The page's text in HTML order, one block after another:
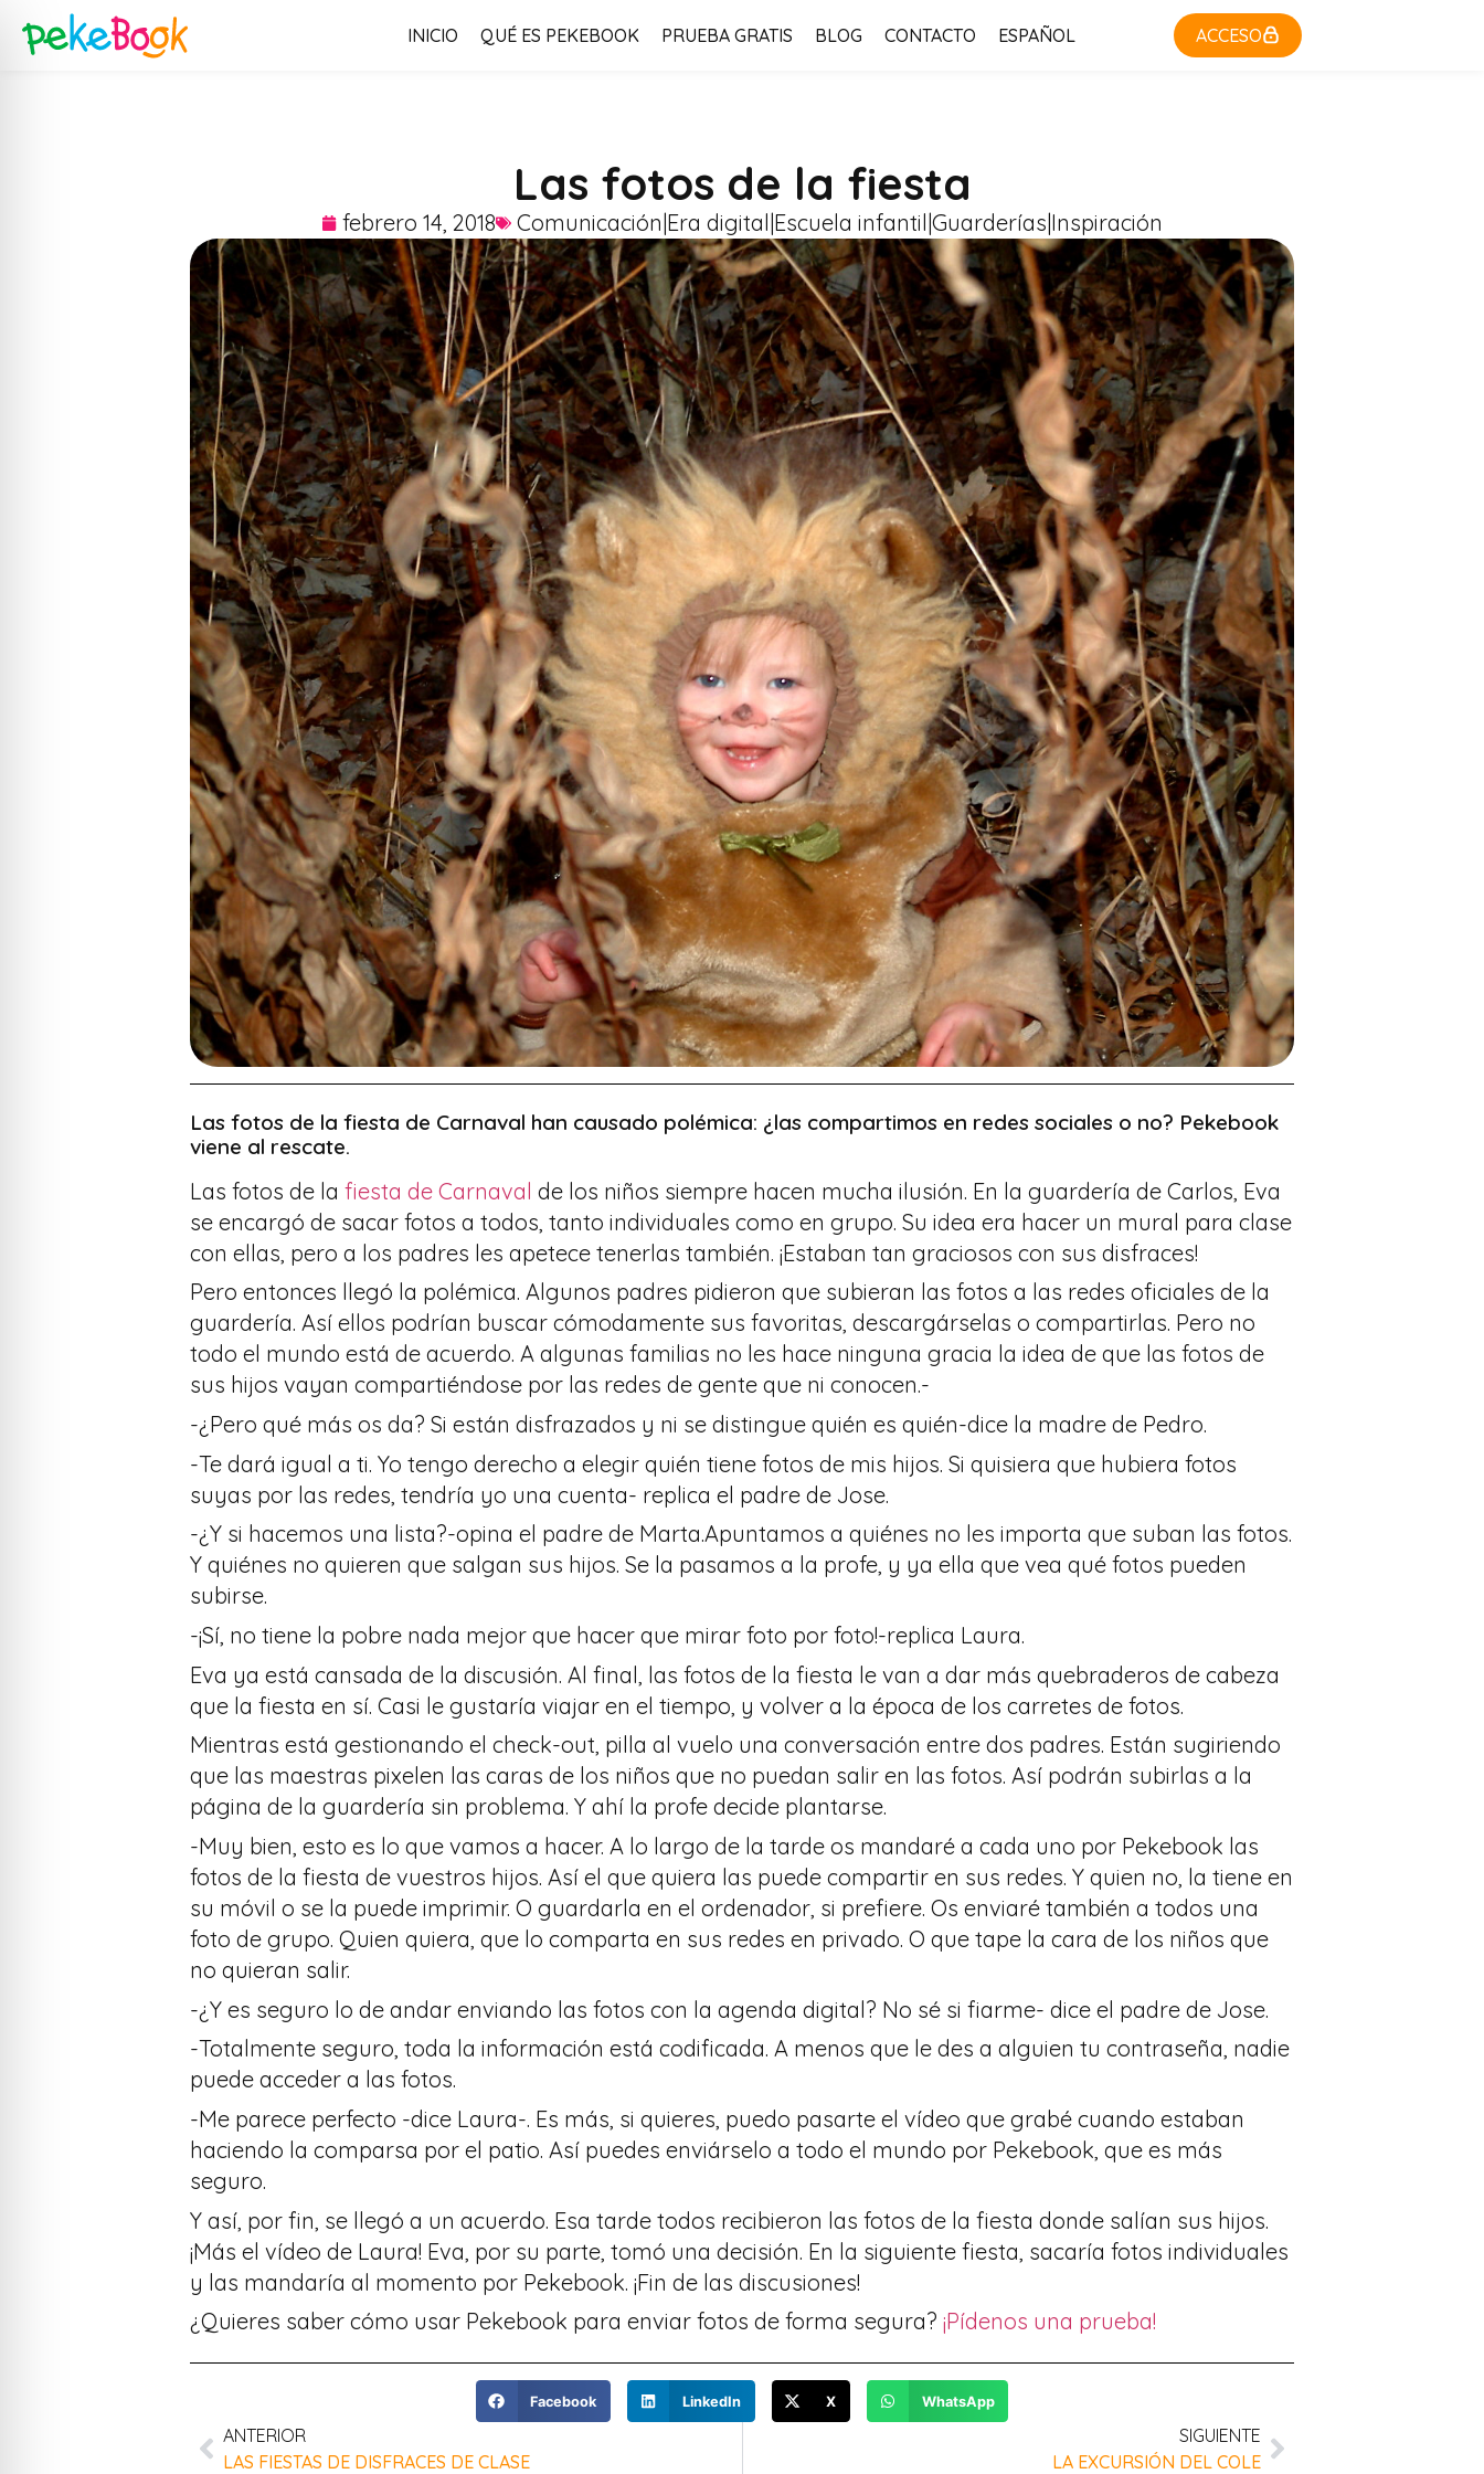
INICIO QUÉ ES PEKEBOOK PRUEBA GRATIS BLOG CONTACTO ESPAÑOL ACCESO
Las fotos de la fiesta
febrero 14, 2018 Comunicación|Era digital|Escuela infantil|Guarderías|Inspiración
Las fotos de la fiesta de Carnaval han causado polémica: ¿las compartimos en redes sociales o no? Pekebook
viene al rescate.
Las fotos de la fiesta de Carnaval de los niños siempre hacen mucha ilusión. En la guardería de Carlos, Eva
se encargó de sacar fotos a todos, tanto individuales como en grupo. Su idea era hacer un mural para clase
con ellas, pero a los padres les apetece tenerlas también. ¡Estaban tan graciosos con sus disfraces!
Pero entonces llegó la polémica. Algunos padres pidieron que subieran las fotos a las redes oficiales de la
guardería. Así ellos podrían buscar cómodamente sus favoritas, descargárselas o compartirlas. Pero no
todo el mundo está de acuerdo. A algunas familias no les hace ninguna gracia la idea de que las fotos de
sus hijos vayan compartiéndose por las redes de gente que ni conocen.-
-¿Pero qué más os da? Si están disfrazados y ni se distingue quién es quién-dice la madre de Pedro.
-Te dará igual a ti. Yo tengo derecho a elegir quién tiene fotos de mis hijos. Si quisiera que hubiera fotos
suyas por las redes, tendría yo una cuenta- replica el padre de Jose.
-¿Y si hacemos una lista?-opina el padre de Marta.Apuntamos a quiénes no les importa que suban las fotos.
Y quiénes no quieren que salgan sus hijos. Se la pasamos a la profe, y ya ella que vea qué fotos pueden
subirse.
-¡Sí, no tiene la pobre nada mejor que hacer que mirar foto por foto!-replica Laura.
Eva ya está cansada de la discusión. Al final, las fotos de la fiesta le van a dar más quebraderos de cabeza
que la fiesta en sí. Casi le gustaría viajar en el tiempo, y volver a la época de los carretes de fotos.
Mientras está gestionando el check-out, pilla al vuelo una conversación entre dos padres. Están sugiriendo
que las maestras pixelen las caras de los niños que no puedan salir en las fotos. Así podrán subirlas a la
página de la guardería sin problema. Y ahí la profe decide plantarse.
-Muy bien, esto es lo que vamos a hacer. A lo largo de la tarde os mandaré a cada uno por Pekebook las
fotos de la fiesta de vuestros hijos. Así el que quiera las puede compartir en sus redes. Y quien no, la tiene en
su móvil o se la puede imprimir. O guardarla en el ordenador, si prefiere. Os enviaré también a todos una
foto de grupo. Quien quiera, que lo comparta en sus redes en privado. O que tape la cara de los niños que
no quieran salir.
-¿Y es seguro lo de andar enviando las fotos con la agenda digital? No sé si fiarme- dice el padre de Jose.
-Totalmente seguro, toda la información está codificada. A menos que le des a alguien tu contraseña, nadie
puede acceder a las fotos.
-Me parece perfecto -dice Laura-. Es más, si quieres, puedo pasarte el vídeo que grabé cuando estaban
haciendo la comparsa por el patio. Así puedes enviárselo a todo el mundo por Pekebook, que es más
seguro.
Y así, por fin, se llegó a un acuerdo. Esa tarde todos recibieron las fotos de la fiesta donde salían sus hijos.
¡Más el vídeo de Laura! Eva, por su parte, tomó una decisión. En la siguiente fiesta, sacaría fotos individuales
y las mandaría al momento por Pekebook. ¡Fin de las discusiones!
¿Quieres saber cómo usar Pekebook para enviar fotos de forma segura? ¡Pídenos una prueba!
Facebook LinkedIn X WhatsApp
ANTERIOR
LAS FIESTAS DE DISFRACES DE CLASE
SIGUIENTE
LA EXCURSIÓN DEL COLE